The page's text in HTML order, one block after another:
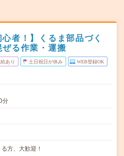
者！】くるま部品づく
る作業・運搬
あり 土日祝日が休み WEB登録OK
分
方、大歓迎！